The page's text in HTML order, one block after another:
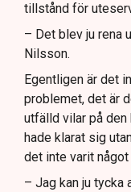
tillstånd för
– Det blev ju rena
Nilsson.
Egentligen är det
problemet, det är
utfälld vilar på den
hade klarat sig
det inte varit
– Jag kan ju tycka